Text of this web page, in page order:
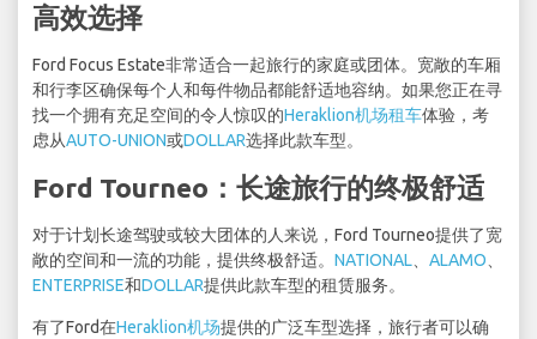
高效选择
Ford Focus Estate非常适合一起旅行的家庭或团体。宽敞的车厢
和行李区确保每个人和每件物品都能舒适地容纳。如果您正在寻
找一个拥有充足空间的令人惊叹的Heraklion机场租车体验，考
虑从AUTO-UNION或DOLLAR选择此款车型。
Ford Tourneo：长途旅行的终极舒适
对于计划长途驾驶或较大团体的人来说，Ford Tourneo提供了宽
敞的空间和一流的功能，提供终极舒适。 NATIONAL ALAMO
ENTERPRISE和DOLLAR提供此款车型的租赁服务。
有了Ford在Heraklion机场提供的广泛车型选择，旅行者可以确